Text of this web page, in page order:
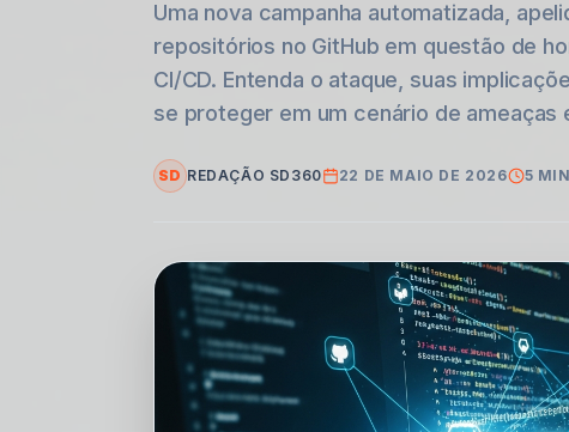
Uma nova campanha automatizada,
repositórios no GitHub em questão de
CI/CD. Entenda o ataque, suas
se proteger em um cenário de ameaças
SD REDAÇÃO SD360 22 DE MAIO DE 2026 5